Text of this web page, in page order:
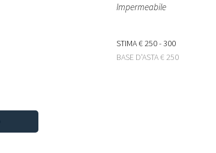
Impermeabile
STIMA€ 250 - 300
BASE D'ASTA€ 250